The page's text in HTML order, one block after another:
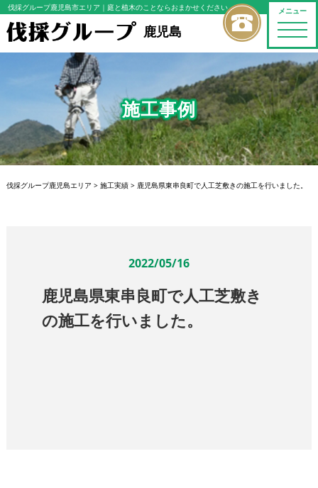
メニュー
toggle
伐採グループ鹿児島市エリア ｜庭と植木のことならおまかせください
鹿児島
施工事例
伐採グループ鹿児島エリア > 施工実績> 鹿児島県東串良町で人工芝敷きの施工を行いました。
2022/05/16
鹿児島県東串良町で人工芝敷き
の施工を行いました。